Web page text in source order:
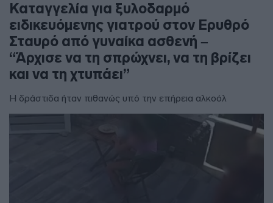
Καταγγελία για ξυλοδαρμό
ειδικευόμενης γιατρού στον Ερυθρό
Σταυρό από γυναίκα ασθενή –
“Άρχισε να τη σπρώχνει, να τη βρίζει
και να τη χτυπάει”
Η δράστιδα ήταν πιθανώς υπό την επήρεια αλκοόλ